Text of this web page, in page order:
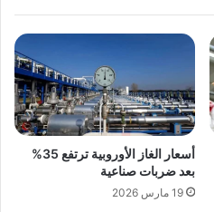
أسعار الغاز الأوروبية ترتفع 35%
بعد ضربات صناعية
19 مارس 2026